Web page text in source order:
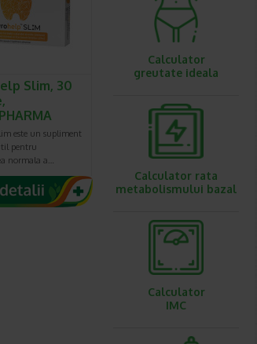
Slim, 30
este un supliment
pentru
normala a…
Calculator
greutate ideala
Calculator rata
metabolismului bazal
Calculator
IMC